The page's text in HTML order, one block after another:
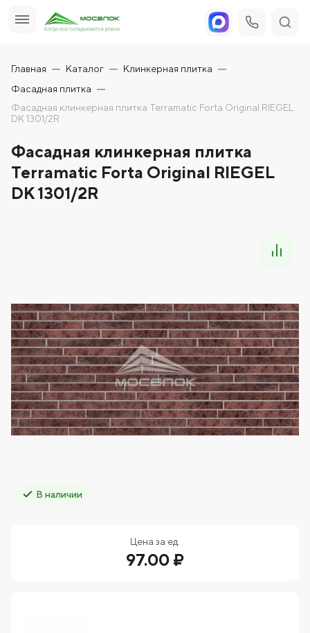
Главная Каталог
Клинкерная плитка
Фасадная плитка
Фасадная клинкерная плитка Terramatic Forta Original RIEGEL
DK 1301/2R
Фасадная клинкерная плитка
Terramatic Forta Original RIEGEL
DK 1301/2R
В наличии
Цена за ед.
97.00 ₽